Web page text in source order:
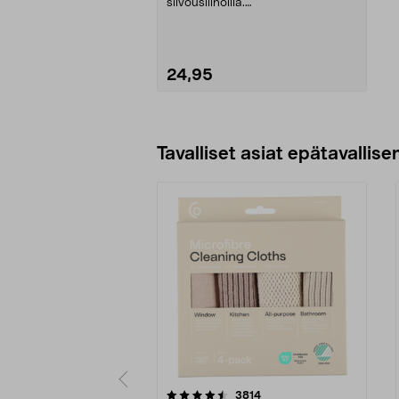
siivousliinoilla.
24,95
Tavalliset asiat
3814arvostelut
4.5viidestä